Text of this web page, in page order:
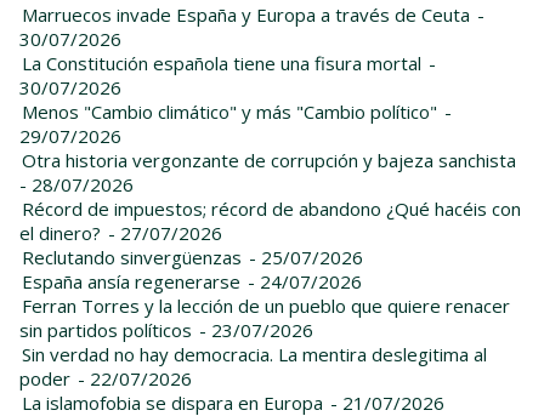
Marruecos invade España y Europa a través de Ceuta -
30/07/2026
La Constitución española tiene una fisura mortal -
30/07/2026
Menos "Cambio climático" y más "Cambio político" -
29/07/2026
Otra historia vergonzante de corrupción y bajeza sanchista
- 28/07/2026
Récord de impuestos; récord de abandono ¿Qué hacéis con
el dinero? - 27/07/2026
Reclutando sinvergüenzas - 25/07/2026
España ansía regenerarse - 24/07/2026
Ferran Torres y la lección de un pueblo que quiere renacer
sin partidos políticos - 23/07/2026
Sin verdad no hay democracia. La mentira deslegitima al
poder - 22/07/2026
La islamofobia se dispara en Europa - 21/07/2026